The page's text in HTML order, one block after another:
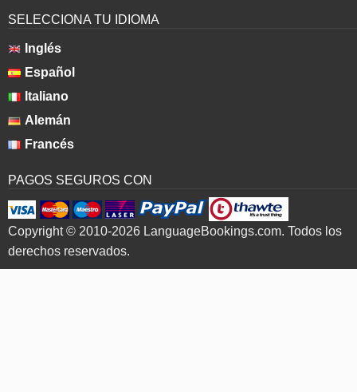
SELECCIONA TU IDIOMA
Inglés
Español
Italiano
Alemán
Francés
PAGOS SEGUROS CON
Copyright © 2010-2026 LanguageBookings.com. Todos los
derechos reservados.